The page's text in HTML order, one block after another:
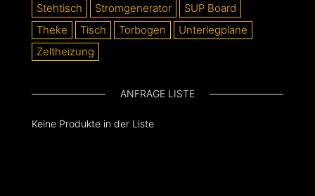
Stehtisch
Stromgenerator
SUP Board
Theke
Tisch Torbogen
Unterlegplane
Zeltheizung
ANFRAGE LISTE
Keine Produkte in der Liste